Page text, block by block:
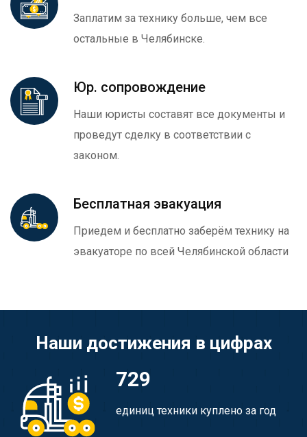
Заплатим за технику больше, чем все
остальные в Челябинске.
Юр. сопровождение
Наши юристы составят все документы и
проведут сделку в соответствии с
законом.
Бесплатная эвакуация
Приедем и бесплатно заберём технику на
эвакуаторе по всей Челябинской области
Наши достижения в цифрах
729
единиц техники куплено за год